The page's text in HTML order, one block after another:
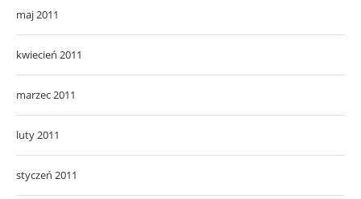
maj 2011
kwiecień 2011
marzec 2011
luty 2011
styczeń 2011